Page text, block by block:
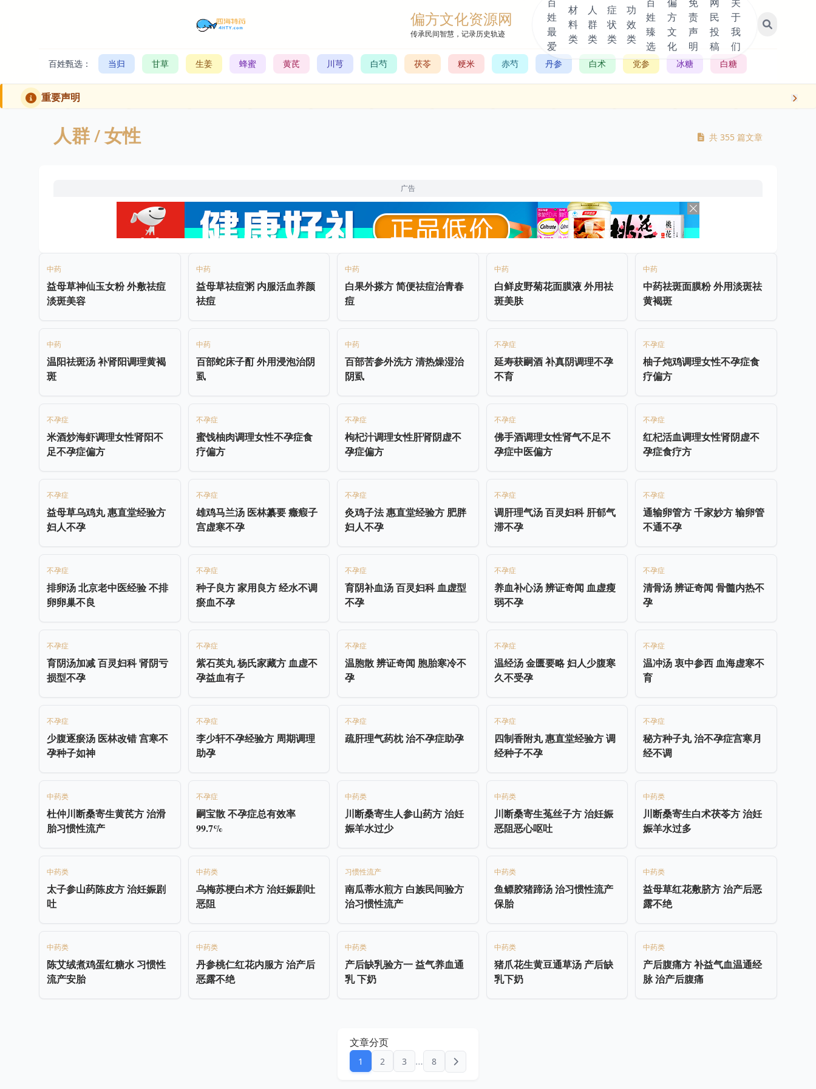
偏方文化资源网
传承民间智慧，记录历史轨迹
姓
最
爱
材
料
类
人
群
类
症
状
类
功
效
类
姓
臻
选
方
文
化
责
声
明
民
投
稿
于
我
们
百姓甄选： 当归 甘草 生姜 蜂蜜 黄芪 川芎 白芍 茯苓 粳米 赤芍 丹参 白术 党参 冰糖 白糖
重要声明
人群/ 女性 共 355 篇文章
广告
中药
益母草神仙玉女粉 外敷祛痘
淡斑美容
中药
益母草祛痘粥 内服活血养颜
祛痘
中药
白果外搽方 简便祛痘治青春
痘
中药
白鲜皮野菊花面膜液 外用祛
斑美肤
中药
中药祛斑面膜粉 外用淡斑祛
黄褐斑
中药
温阳祛斑汤 补肾阳调理黄褐
斑
中药
百部蛇床子酊 外用浸泡治阴
虱
中药
百部苦参外洗方 清热燥湿治
阴虱
不孕症
延寿获嗣酒 补真阴调理不孕
不育
不孕症
柚子炖鸡调理女性不孕症食
疗偏方
不孕症
米酒炒海虾调理女性肾阳不
足不孕症偏方
不孕症
蜜饯柚肉调理女性不孕症食
疗偏方
不孕症
枸杞汁调理女性肝肾阴虚不
孕症偏方
不孕症
佛手酒调理女性肾气不足不
孕症中医偏方
不孕症
红杞活血调理女性肾阴虚不
孕症食疗方
不孕症
益母草乌鸡丸 惠直堂经验方
妇人不孕
不孕症
雄鸡马兰汤 医林纂要 癥瘕子
宫虚寒不孕
不孕症
灸鸡子法 惠直堂经验方 肥胖
妇人不孕
不孕症
调肝理气汤 百灵妇科 肝郁气
滞不孕
不孕症
通输卵管方 千家妙方 输卵管
不通不孕
不孕症
排卵汤 北京老中医经验 不排
卵卵巢不良
不孕症
种子良方 家用良方 经水不调
瘀血不孕
不孕症
育阴补血汤 百灵妇科 血虚型
不孕
不孕症
养血补心汤 辨证奇闻 血虚瘦
弱不孕
不孕症
清骨汤 辨证奇闻 骨髓内热不
孕
不孕症
育阴汤加减 百灵妇科 肾阴亏
损型不孕
不孕症
紫石英丸 杨氏家藏方 血虚不
孕益血有子
不孕症
温胞散 辨证奇闻 胞胎寒冷不
孕
不孕症
温经汤 金匮要略 妇人少腹寒
久不受孕
不孕症
温冲汤 衷中参西 血海虚寒不
育
不孕症
少腹逐瘀汤 医林改错 宫寒不
孕种子如神
不孕症
李少轩不孕经验方 周期调理
助孕
不孕症
疏肝理气药枕 治不孕症助孕
不孕症
四制香附丸 惠直堂经验方 调
经种子不孕
不孕症
秘方种子丸 治不孕症宫寒月
经不调
中药类
杜仲川断桑寄生黄芪方 治滑
胎习惯性流产
不孕症
嗣宝散 不孕症总有效率
99.7%
中药类
川断桑寄生人参山药方 治妊
娠羊水过少
中药类
川断桑寄生菟丝子方 治妊娠
恶阻恶心呕吐
中药类
川断桑寄生白术茯苓方 治妊
娠羊水过多
中药类
太子参山药陈皮方 治妊娠剧
吐
中药类
乌梅苏梗白术方 治妊娠剧吐
恶阻
习惯性流产
南瓜蒂水煎方 白族民间验方
治习惯性流产
中药类
鱼鳔胶猪蹄汤 治习惯性流产
保胎
中药类
益母草红花敷脐方 治产后恶
露不绝
中药类
陈艾绒煮鸡蛋红糖水 习惯性
流产安胎
中药类
丹参桃仁红花内服方 治产后
恶露不绝
中药类
产后缺乳验方一 益气养血通
乳 下奶
中药类
猪爪花生黄豆通草汤 产后缺
乳下奶
中药类
产后腹痛方 补益气血温通经
脉 治产后腹痛
文章分页
1 2 3 … 8